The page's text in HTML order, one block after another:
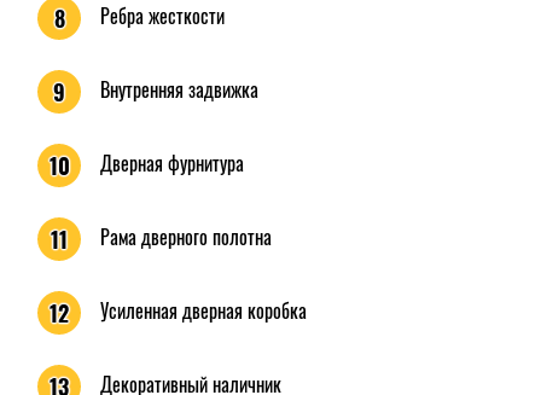
8 Ребра жесткости
9 Внутренняя задвижка
10 Дверная фурнитура
11 Рама дверного полотна
12 Усиленная дверная коробка
13 Декоративный наличник